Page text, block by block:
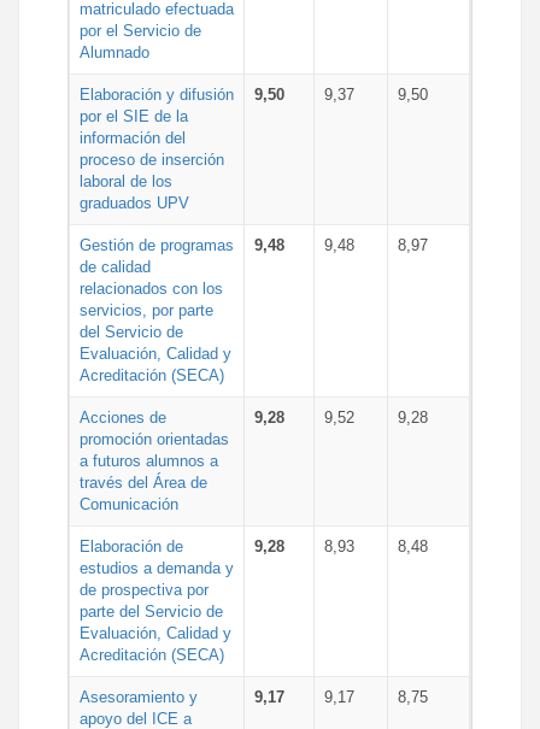
matriculado efectuada
por el Servicio de
Alumnado
Elaboración y difusión
por el SIE de la
información del
proceso de inserción
laboral de los
graduados UPV
9,50 9,37 9,50
Gestión de programas
de calidad
relacionados con los
servicios, por parte
del Servicio de
Evaluación, Calidad y
Acreditación (SECA)
9,48 9,48 8,97
Acciones de
promoción orientadas
a futuros alumnos a
través del Área de
Comunicación
9,28 9,52 9,28
Elaboración de
estudios a demanda y
de prospectiva por
parte del Servicio de
Evaluación, Calidad y
Acreditación (SECA)
9,28 8,93 8,48
Asesoramiento y
apoyo del ICE a
9,17 9,17 8,75